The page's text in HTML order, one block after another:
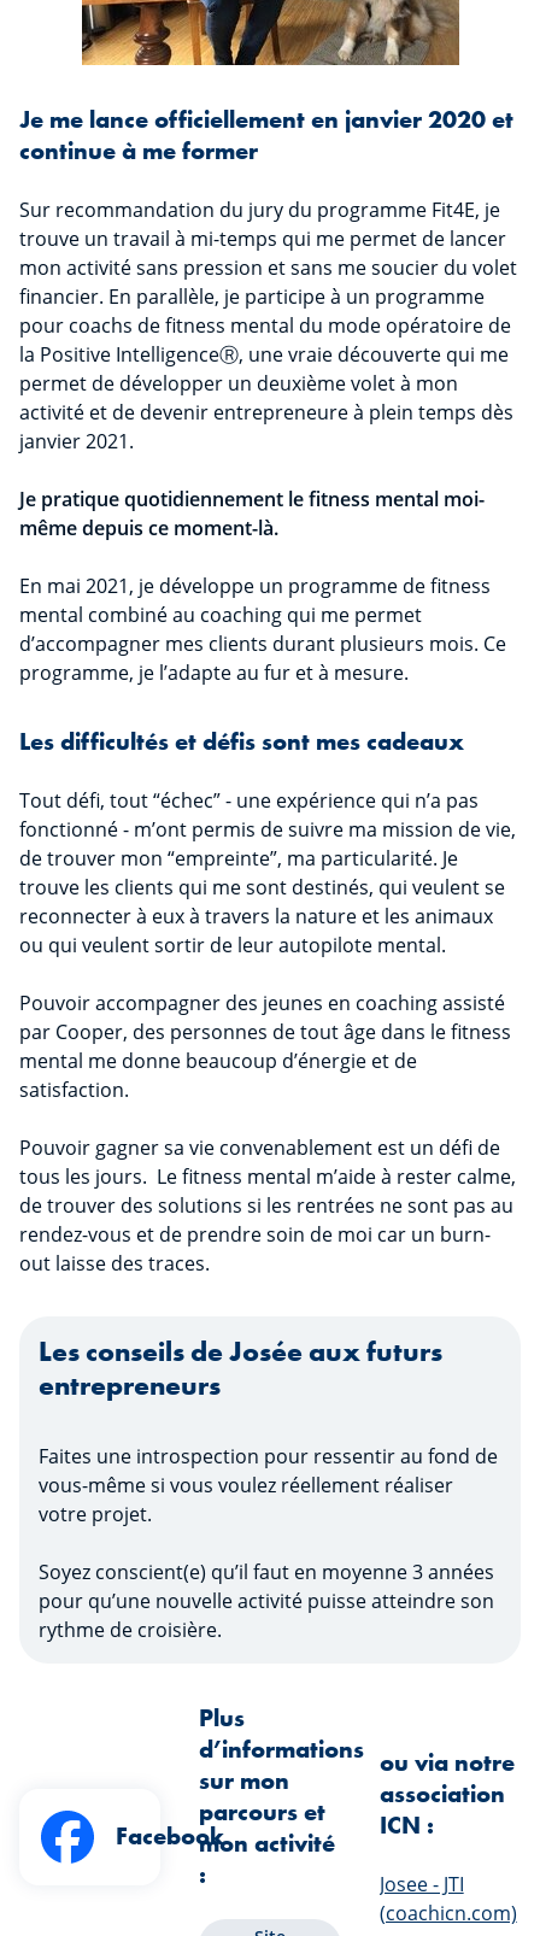
Je me lance officiellement en janvier 2020 et
continue à me former
Sur recommandation du jury du programme Fit4E, je
trouve un travail à mi-temps qui me permet de lancer
mon activité sans pression et sans me soucier du volet
financier. En parallèle, je participe à un programme
pour coachs de fitness mental du mode opératoire de
la Positive IntelligenceⓇ, une vraie découverte qui me
permet de développer un deuxième volet à mon
activité et de devenir entrepreneure à plein temps dès
janvier 2021.
Je pratique quotidiennement le fitness mental moi-
même depuis ce moment-là.
En mai 2021, je développe un programme de fitness
mental combiné au coaching qui me permet
d’accompagner mes clients durant plusieurs mois. Ce
programme, je l’adapte au fur et à mesure.
Les difficultés et défis sont mes cadeaux
Tout défi, tout “échec” - une expérience qui n’a pas
fonctionné - m’ont permis de suivre ma mission de vie,
de trouver mon “empreinte”, ma particularité. Je
trouve les clients qui me sont destinés, qui veulent se
reconnecter à eux à travers la nature et les animaux
ou qui veulent sortir de leur autopilote mental.
Pouvoir accompagner des jeunes en coaching assisté
par Cooper, des personnes de tout âge dans le fitness
mental me donne beaucoup d’énergie et de
satisfaction.
Pouvoir gagner sa vie convenablement est un défi de
tous les jours. Le fitness mental m’aide à rester calme,
de trouver des solutions si les rentrées ne sont pas au
rendez-vous et de prendre soin de moi car un burn-
out laisse des traces.
Les conseils de Josée aux futurs
entrepreneurs
Faites une introspection pour ressentir au fond de
vous-même si vous voulez réellement réaliser
votre projet.
Soyez conscient(e) qu’il faut en moyenne 3 années
pour qu’une nouvelle activité puisse atteindre son
rythme de croisière.
Facebook
Plus
d’informations
sur mon
parcours et
mon activité
:
ou via notre
association
ICN :
Josee - JTI
(coachicn.com)